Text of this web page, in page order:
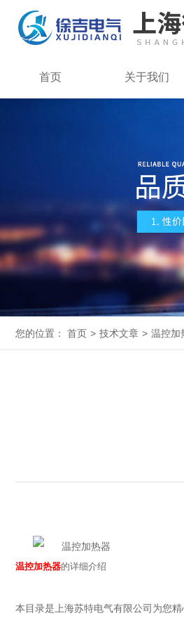
首页 关于我们
您的位置： 首页 > 技术文章 > 温控加
温控加热器的详细介绍
本目录是上海苏特电气有限公司为您精